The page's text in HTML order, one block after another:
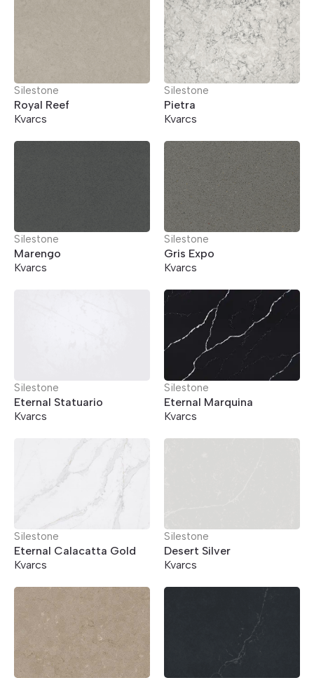
Silestone
Royal Reef
Kvarcs
Silestone
Pietra
Kvarcs
Silestone
Marengo
Kvarcs
Silestone
Gris Expo
Kvarcs
Silestone
Eternal Statuario
Kvarcs
Silestone
Eternal Marquina
Kvarcs
Silestone
Eternal Calacatta Gold
Kvarcs
Silestone
Desert Silver
Kvarcs